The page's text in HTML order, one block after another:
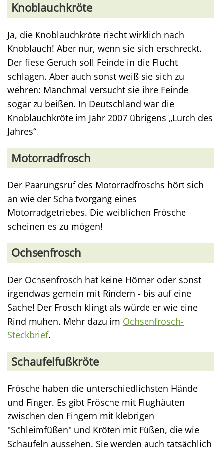
Knoblauchkröte
Ja, die Knoblauchkröte riecht wirklich nach
Knoblauch! Aber nur, wenn sie sich erschreckt.
Der fiese Geruch soll Feinde in die Flucht
schlagen. Aber auch sonst weiß sie sich zu
wehren: Manchmal versucht sie ihre Feinde
sogar zu beißen. In Deutschland war die
Knoblauchkröte im Jahr 2007 übrigens „Lurch des
Jahres“.
Motorradfrosch
Der Paarungsruf des Motorradfroschs hört sich
an wie der Schaltvorgang eines
Motorradgetriebes. Die weiblichen Frösche
scheinen es zu mögen!
Ochsenfrosch
Der Ochsenfrosch hat keine Hörner oder sonst
irgendwas gemein mit Rindern - bis auf eine
Sache! Der Frosch klingt als würde er wie eine
Rind muhen. Mehr dazu im Ochsenfrosch-
Steckbrief.
Schaufelfußkröte
Frösche haben die unterschiedlichsten Hände
und Finger. Es gibt Frösche mit Flughäuten
zwischen den Fingern mit klebrigen
"Schleimfüßen" und Kröten mit Füßen, die wie
Schaufeln aussehen. Sie werden auch tatsächlich